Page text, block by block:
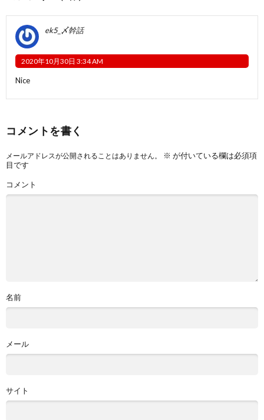
ek5_〆幹話
2020年10月30日 3:34 AM
Nice
コメントを書く
メールアドレスが公開されることはありません。 ※ が付いている欄は必須項
目です
コメント
名前
メール
サイト